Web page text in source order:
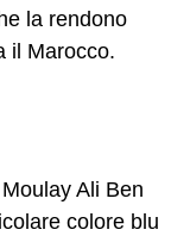
la rendono
il Marocco.
Ali Ben
colore blu